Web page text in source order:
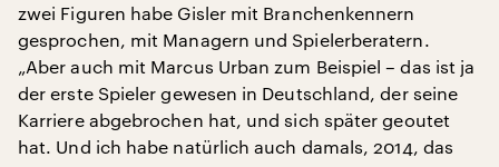
zwei Figuren habe Gisler mit Branchenkennern
gesprochen, mit Managern und Spielerberatern.
„Aber auch mit Marcus Urban zum Beispiel – das ist ja
der erste Spieler gewesen in Deutschland, der seine
Karriere abgebrochen hat, und sich später geoutet
hat. Und ich habe natürlich auch damals, 2014, das